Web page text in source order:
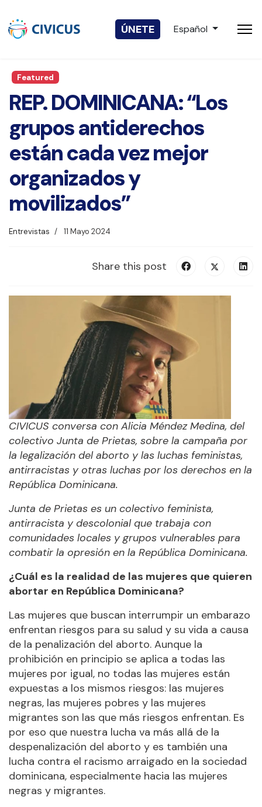
ÚNETE Seleccione su
Español
Featured
REP. DOMINICANA: “Los
grupos antiderechos
están cada vez mejor
organizados y
movilizados”
Entrevistas 11 Mayo 2024
Share this post
CIVICUS conversa con Alicia Méndez Medina, del
colectivo Junta de Prietas, sobre la campaña por
la legalización del aborto y las luchas feministas,
antirracistas y otras luchas por los derechos en la
República Dominicana.
Junta de Prietas es un colectivo feminista,
antirracista y descolonial que trabaja con
comunidades locales y grupos vulnerables para
combatir la opresión en la República Dominicana.
¿Cuál es la realidad de las mujeres que quieren
abortar en República Dominicana?
Las mujeres que buscan interrumpir un embarazo
enfrentan riesgos para su salud y su vida a causa
de la penalización del aborto. Aunque la
prohibición en principio se aplica a todas las
mujeres por igual, no todas las mujeres están
expuestas a los mismos riesgos: las mujeres
negras, las mujeres pobres y las mujeres
migrantes son las que más riesgos enfrentan. Es
por eso que nuestra lucha va más allá de la
despenalización del aborto y es también una
lucha contra el racismo arraigado en la sociedad
dominicana, especialmente hacia las mujeres
negras y migrantes.